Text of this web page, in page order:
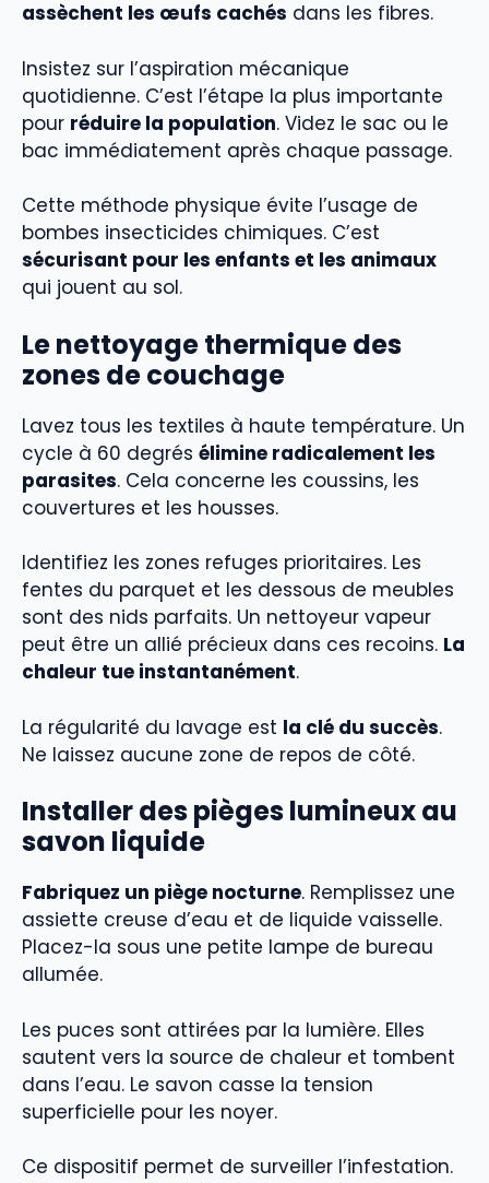
assèchent les œufs cachés dans les fibres.
Insistez sur l’aspiration mécanique
quotidienne. C’est l’étape la plus importante
pour réduire la population. Videz le sac ou le
bac immédiatement après chaque passage.
Cette méthode physique évite l’usage de
bombes insecticides chimiques. C’est
sécurisant pour les enfants et les animaux
qui jouent au sol.
Le nettoyage thermique des
zones de couchage
Lavez tous les textiles à haute température. Un
cycle à 60 degrés élimine radicalement les
parasites. Cela concerne les coussins, les
couvertures et les housses.
Identifiez les zones refuges prioritaires. Les
fentes du parquet et les dessous de meubles
sont des nids parfaits. Un nettoyeur vapeur
peut être un allié précieux dans ces recoins. La
chaleur tue instantanément.
La régularité du lavage est la clé du succès.
Ne laissez aucune zone de repos de côté.
Installer des pièges lumineux au
savon liquide
Fabriquez un piège nocturne. Remplissez une
assiette creuse d’eau et de liquide vaisselle.
Placez-la sous une petite lampe de bureau
allumée.
Les puces sont attirées par la lumière. Elles
sautent vers la source de chaleur et tombent
dans l’eau. Le savon casse la tension
superficielle pour les noyer.
Ce dispositif permet de surveiller l’infestation.